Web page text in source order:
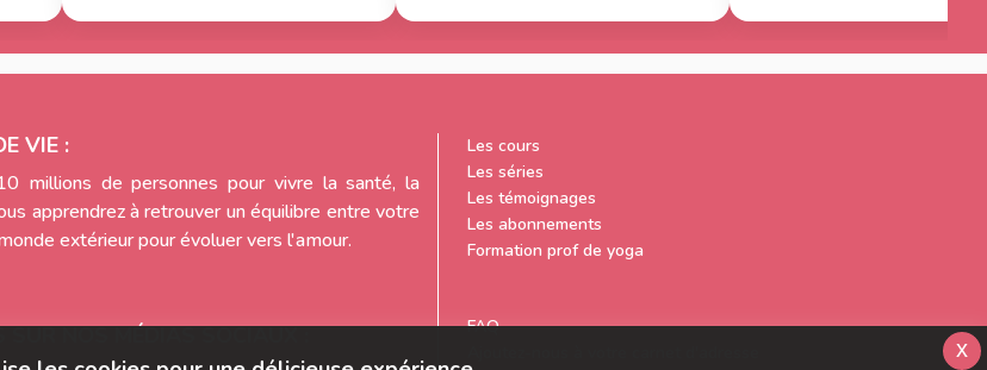
VIE :
millions de personnes pour vivre la santé, la
apprendrez à retrouver un équilibre entre votre
extérieur pour évoluer vers l'amour.
SUR NOS MÉDIAS SOCIAUX :
Les cours
Les séries
Les témoignages
Les abonnements
Formation prof de yoga
FAQ
x